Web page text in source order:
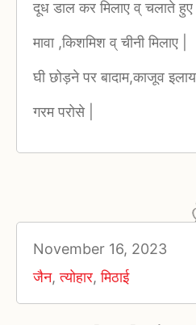
दूध डाल कर मिलाए व् चलाते हुए
मावा ,किशमिश व् चीनी मिलाए |
घी छोड़ने पर बादाम,काजूव
गरम परोसे |
November 16, 2023
जैन,त्योहार,मिठाई